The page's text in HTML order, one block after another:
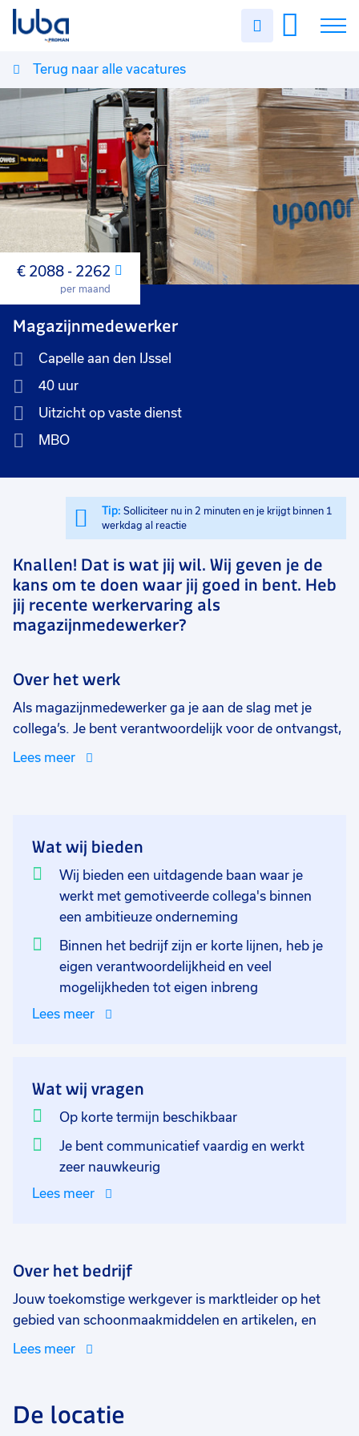
Uren
Vacatures
Over ons
Voor werkgevers
Contact
Terug naar alle vacatures
Maand
€ 2088 - 2262
per maand
Magazijnmedewerker
Capelle aan den IJssel
40 uur
Uitzicht op vaste dienst
MBO
Tip: Solliciteer nu in 2 minuten en je krijgt binnen 1
werkdag al reactie
Knallen! Dat is wat jij wil. Wij geven je de
kans om te doen waar jij goed in bent. Heb
jij recente werkervaring als
magazijnmedewerker?
Over het werk
Als magazijnmedewerker ga je aan de slag met je
collega’s. Je bent verantwoordelijk voor de ontvangst,
opslag, voorbereiding en distributie van goederen. Je
tot 16:00 uur.
Lees meer
Wat wij bieden
Wij bieden een uitdagende baan waar je
werkt met gemotiveerde collega's binnen
een ambitieuze onderneming
Binnen het bedrijf zijn er korte lijnen, heb je
eigen verantwoordelijkheid en veel
mogelijkheden tot eigen inbreng
Lees meer
Wat wij vragen
Op korte termijn beschikbaar
Je bent communicatief vaardig en werkt
zeer nauwkeurig
Lees meer
Over het bedrijf
Jouw toekomstige werkgever is marktleider op het
gebied van schoonmaakmiddelen en artikelen, en
bestaat uit een team collega's dat niet bang is om de
Lees meer
De locatie